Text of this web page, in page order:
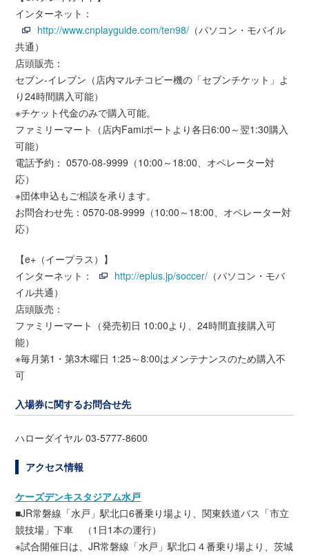
インターネット：
http://www.cnplayguide.com/ten98/ （パソコン・モバイル
共通）
店頭販売：
セブン-イレブン（店内マルチコピー機の「セブンチケット」よ
り24時間購入可能）
※チケット代金のみで購入可能。
ファミリーマート（店内Famiポートより各日6:00～翌1:30購入
可能）
電話予約： 0570-08-9999（10:00～18:00、オペレーター対
応）
※団体申込もご相談を承ります。
お問合わせ先：0570-08-9999（10:00～18:00、オペレーター対
応）
【e+（イープラス）】
インターネット：
http://eplus.jp/soccer/ （パソコン・モバ
イル共通）
店頭販売：
ファミリーマート（発売初日 10:00より、24時間直接購入可
能）
※毎月第1・第3木曜日 1:25～8:00はメンテナンスのため購入不
可
入場券に関するお問合せ先
ハローダイヤル 03-5777-8600
アクセス情報
ケーズデンキスタジアム水戸
■JR常磐線「水戸」駅北口6番乗り場より、関東鉄道バス「市立
競技場」下車 （1日1本の運行）
※試合開催日は、JR常磐線「水戸」駅北口４番乗り場より、茨城